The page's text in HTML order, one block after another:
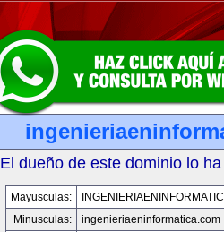
El dueño de este dominio lo
Mayusculas:
Minusculas:
ingenieriaeninformatica.com